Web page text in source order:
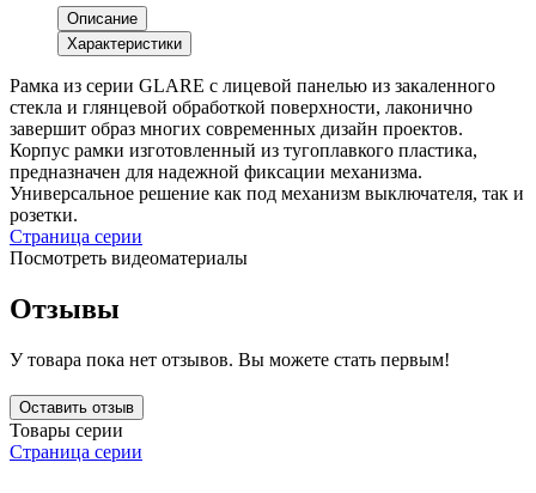
Описание
Характеристики
Рамка из серии GLARE с лицевой панелью из закаленного
стекла и глянцевой обработкой поверхности, лаконично
завершит образ многих современных дизайн проектов.
Корпус рамки изготовленный из тугоплавкого пластика,
предназначен для надежной фиксации механизма.
Универсальное решение как под механизм выключателя, так и
розетки.
Страница серии
Посмотреть видеоматериалы
Отзывы
У товара пока нет отзывов. Вы можете стать первым!
Оставить отзыв
Товары серии
Страница серии